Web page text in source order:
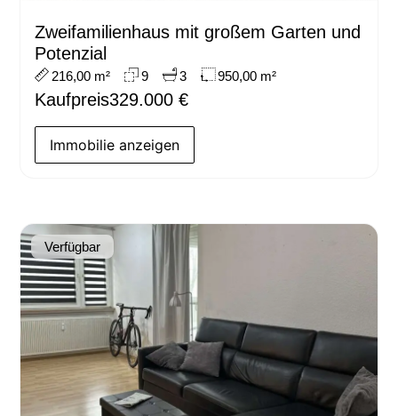
Zweifamilienhaus mit großem Garten und
Potenzial
216,00 m² 9 3 950,00 m²
Kaufpreis329.000 €
Immobilie anzeigen
Verfügbar